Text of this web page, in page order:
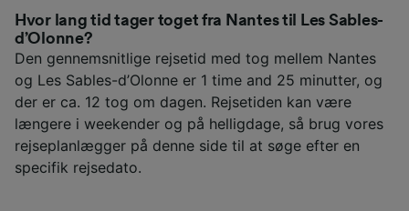
Hvor lang tid tager toget fra Nantes til Les Sables-
d’Olonne?
Den gennemsnitlige rejsetid med tog mellem Nantes
og Les Sables-d’Olonne er 1 time and 25 minutter, og
der er ca. 12 tog om dagen. Rejsetiden kan være
længere i weekender og på helligdage, så brug vores
rejseplanlægger på denne side til at søge efter en
specifik rejsedato.